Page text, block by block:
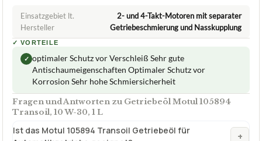
Einsatzgebiet lt.
Hersteller
2- und 4-Takt-Motoren mit separater
Getriebeschmierung und Nasskupplung
✓ VORTEILE
✓ optimaler Schutz vor Verschleiß Sehr gute
Antischaumeigenschaften Optimaler Schutz vor
Korrosion Sehr hohe Schmiersicherheit
Fragen und Antworten zu Getriebeöl Motul 105894
Transoil, 10 W-30, 1 L
Ist das Motul 105894 Transoil Getriebeöl für
+